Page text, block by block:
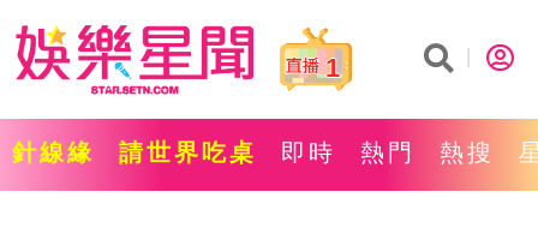
1
針線緣 請世界吃桌 即時 熱門 熱搜